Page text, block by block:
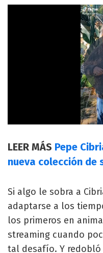
LEER MÁS Pepe
nueva colección de
Si algo le sobra a
adaptarse a los
los primeros en
streaming cuando
tal desafío. Y